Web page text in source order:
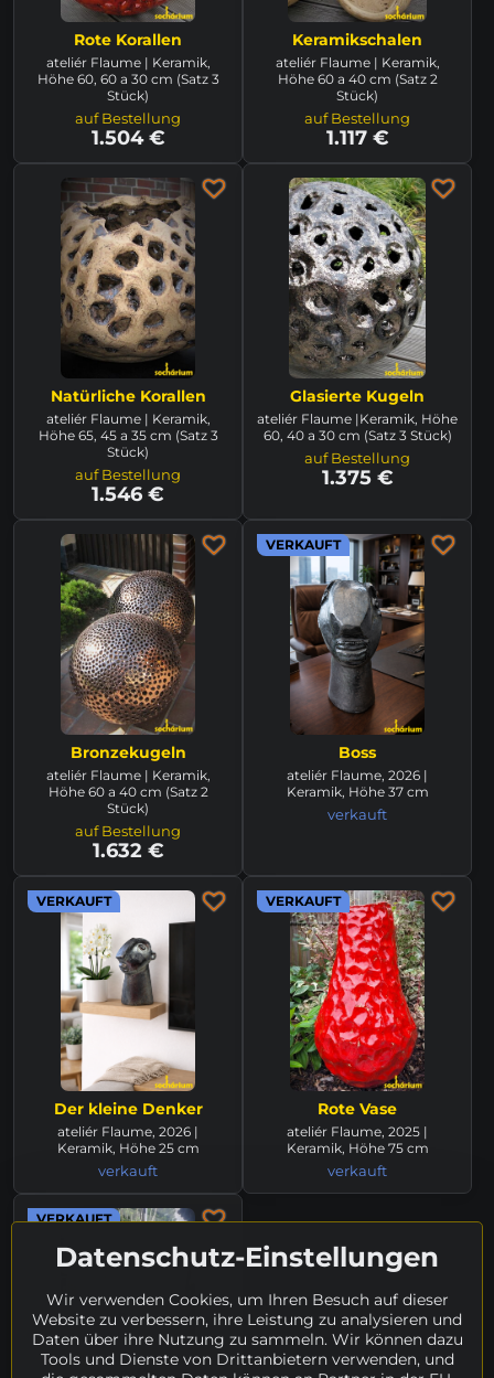
Rote Korallen
ateliér Flaume | Keramik,
Höhe 60, 60 a 30 cm (Satz 3
Stück)
auf Bestellung
1.504 €
Keramikschalen
ateliér Flaume | Keramik,
Höhe 60 a 40 cm (Satz 2
Stück)
auf Bestellung
1.117 €
Natürliche Korallen
ateliér Flaume | Keramik,
Höhe 65, 45 a 35 cm (Satz 3
Stück)
auf Bestellung
1.546 €
Glasierte Kugeln
ateliér Flaume |Keramik, Höhe
60, 40 a 30 cm (Satz 3 Stück)
auf Bestellung
1.375 €
Bronzekugeln
ateliér Flaume | Keramik,
Höhe 60 a 40 cm (Satz 2
Stück)
auf Bestellung
1.632 €
VERKAUFT
Boss
ateliér Flaume, 2026 |
Keramik, Höhe 37 cm
verkauft
VERKAUFT
Der kleine Denker
ateliér Flaume, 2026 |
Keramik, Höhe 25 cm
verkauft
VERKAUFT
Rote Vase
ateliér Flaume, 2025 |
Keramik, Höhe 75 cm
verkauft
VERKAUFT
Datenschutz-Einstellungen
Wir verwenden Cookies, um Ihren Besuch auf dieser
Website zu verbessern, ihre Leistung zu analysieren und
Daten über ihre Nutzung zu sammeln. Wir können dazu
Tools und Dienste von Drittanbietern verwenden, und